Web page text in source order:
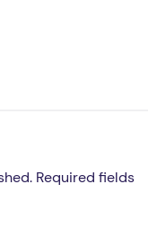
Required fields